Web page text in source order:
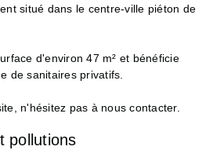
situé dans le centre-ville piéton de
d'environ 47 m² et bénéficie
de sanitaires privatifs.
n'hésitez pas à nous contacter.
pollutions